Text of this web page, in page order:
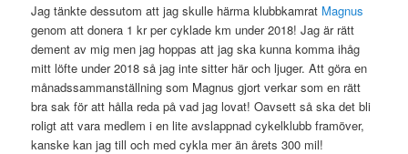
Jag tänkte dessutom att jag skulle härma klubbkamrat Magnus
genom att donera 1 kr per cyklade km under 2018! Jag är rätt
dement av mig men jag hoppas att jag ska kunna komma ihåg
mitt löfte under 2018 så jag inte sitter här och ljuger. Att göra en
månadssammanställning som Magnus gjort verkar som en rätt
bra sak för att hålla reda på vad jag lovat! Oavsett så ska det bli
roligt att vara medlem i en lite avslappnad cykelklubb framöver,
kanske kan jag till och med cykla mer än årets 300 mil!